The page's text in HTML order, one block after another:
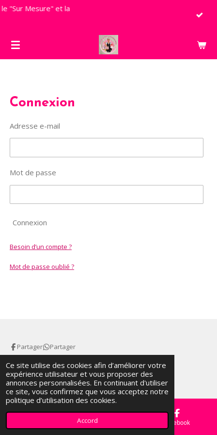
Ce site utilise des cookies afin d’améliorer votre
expérience utilisateur et vous proposer des
annonces personnalisées. En continuant d'utiliser
ce site, vous confirmez que vous acceptez notre
politique d’utilisation des cookies.
Accord
Passer
principal
et la
Connexion
Adresse e-mail
Mot de passe
Connexion
Besoin d’un compte ?
Mot de passe oublié ?
Partager Partager
© Atelier La Petite Gourmandise
Propulsé par Webador
Facebook